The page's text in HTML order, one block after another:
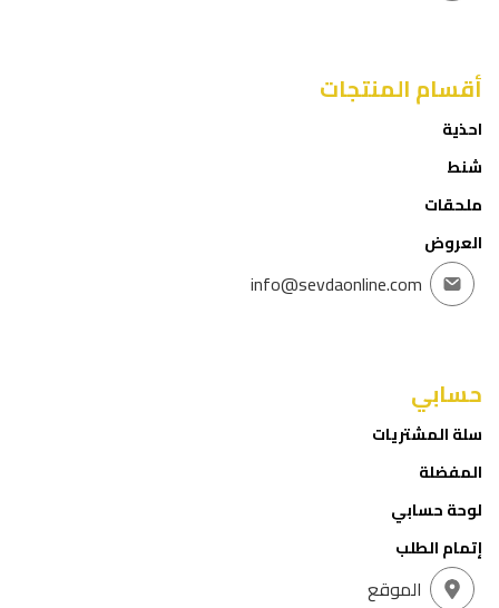
أقسام المنتجات
احذية
شنط
ملحقات
العروض
info@sevdaonline.com
حسابي
سلة المشتريات
المفضلة
لوحة حسابي
إتمام الطلب
الموقع